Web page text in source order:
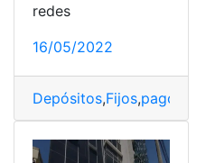
redes
16/05/2022
Depósitos,Fijos,pago